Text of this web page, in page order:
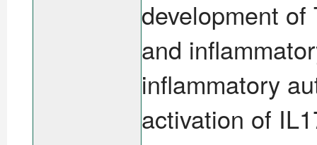
development
and
inflammatory
activation of